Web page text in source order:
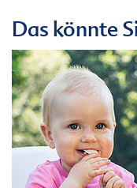
Das könnte